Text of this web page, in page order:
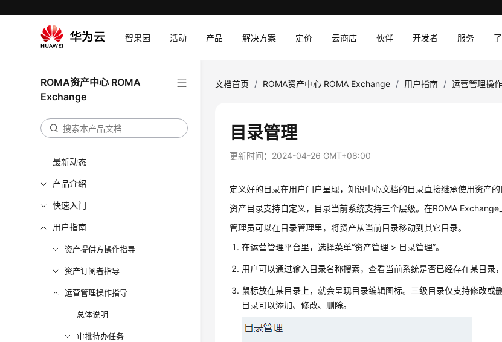
智果园 活动 产品 解决方案 定价 云商店 伙伴 开发者 服务
ROMA资产中心 ROMA
Exchange
最新动态
产品介绍
快速入门
用户指南
资产提供方操作指导
资产订阅者指导
运营管理操作指导
总体说明
审批待办任务
文档首页 / ROMA资产中心 ROMA Exchange / 用户指南 / 运营管理操
目录管理
更新时间： 2024-04-26 GMT+08:00
定义好的目录在用户门户呈现，知识中心文档的目录直接继承使用资产的
资产目录支持自定义，目录当前系统支持三个层级。在ROMA Exchange
管理员可以在目录管理里，将资产从当前目录移动到其它目录。
在运营管理平台里，选择菜单“资产管理 > 目录管理”。
用户可以通过输入目录名称搜索，查看当前系统是否已经存在某目录
鼠标放在某目录上，就会呈现目录编辑图标。三级目录仅支持修改
目录可以添加、修改、删除。